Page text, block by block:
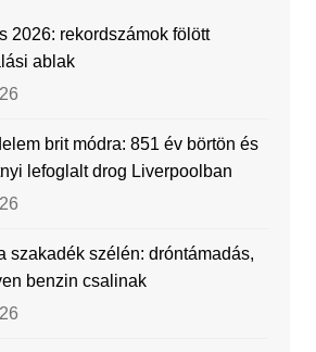
2026: rekordszámok fölött
ablak
brit módra: 851 év börtön és
lefoglalt drog Liverpoolban
szakadék szélén: dróntámadás,
benzin csalinak